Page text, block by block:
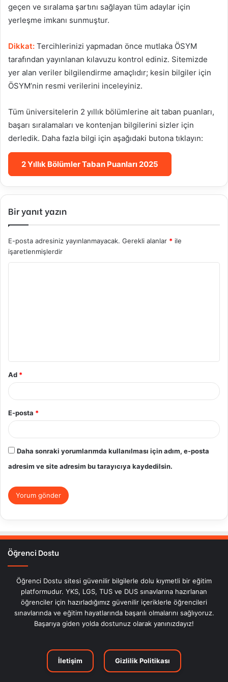
geçen ve sıralama şartını sağlayan tüm adaylar için
yerleşme imkanı sunmuştur.
Dikkat: Tercihlerinizi yapmadan önce mutlaka ÖSYM
tarafından yayınlanan kılavuzu kontrol ediniz. Sitemizde
yer alan veriler bilgilendirme amaçlıdır; kesin bilgiler için
ÖSYM’nin resmi verilerini inceleyiniz.
Tüm üniversitelerin 2 yıllık bölümlerine ait taban puanları,
başarı sıralamaları ve kontenjan bilgilerini sizler için
derledik. Daha fazla bilgi için aşağıdaki butona tıklayın:
2 Yıllık Bölümler Taban Puanları 2025
Bir yanıt yazın
E-posta adresiniz yayınlanmayacak. Gerekli alanlar * ile
işaretlenmişlerdir
Ad *
E-posta *
Daha sonraki yorumlarımda kullanılması için adım, e-posta
adresim ve site adresim bu tarayıcıya kaydedilsin.
Öğrenci Dostu
Öğrenci Dostu sitesi güvenilir bilgilerle dolu kıymetli bir eğitim
platformudur. YKS, LGS, TUS ve DUS sınavlarına hazırlanan
öğrenciler için hazırladığımız güvenilir içeriklerle öğrencileri
sınavlarında ve eğitim hayatlarında başarılı olmalarını sağlıyoruz.
Başarıya giden yolda dostunuz olarak yanınızdayız!
İletişim Gizlilik Politikası